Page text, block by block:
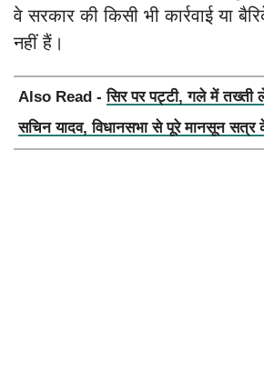
वे सरकार की किसी भी कार्रवाई या
नहीं हैं।
Also Read -सिर पर पट्टी, गले में तख्ती
सचिन यादव, विधानसभा से पूरे मानसून सत्र